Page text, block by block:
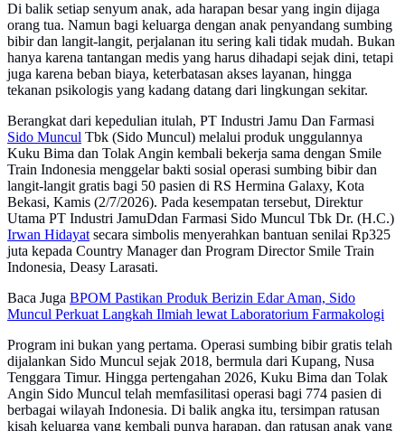
Di balik setiap senyum anak, ada harapan besar yang ingin dijaga
orang tua. Namun bagi keluarga dengan anak penyandang sumbing
bibir dan langit-langit, perjalanan itu sering kali tidak mudah. Bukan
hanya karena tantangan medis yang harus dihadapi sejak dini, tetapi
juga karena beban biaya, keterbatasan akses layanan, hingga
tekanan psikologis yang kadang datang dari lingkungan sekitar.
Berangkat dari kepedulian itulah, PT Industri Jamu Dan Farmasi
Sido Muncul Tbk (Sido Muncul) melalui produk unggulannya
Kuku Bima dan Tolak Angin kembali bekerja sama dengan Smile
Train Indonesia menggelar bakti sosial operasi sumbing bibir dan
langit-langit gratis bagi 50 pasien di RS Hermina Galaxy, Kota
Bekasi, Kamis (2/7/2026). Pada kesempatan tersebut, Direktur
Utama PT Industri JamuDdan Farmasi Sido Muncul Tbk Dr. (H.C.)
Irwan Hidayatsecara simbolis menyerahkan bantuan senilai Rp325
juta kepada Country Manager dan Program Director Smile Train
Indonesia, Deasy Larasati.
Baca Juga BPOM Pastikan Produk Berizin Edar Aman, Sido
Muncul Perkuat Langkah Ilmiah lewat Laboratorium Farmakologi
Program ini bukan yang pertama. Operasi sumbing bibir gratis telah
dijalankan Sido Muncul sejak 2018, bermula dari Kupang, Nusa
Tenggara Timur. Hingga pertengahan 2026, Kuku Bima dan Tolak
Angin Sido Muncul telah memfasilitasi operasi bagi 774 pasien di
berbagai wilayah Indonesia. Di balik angka itu, tersimpan ratusan
kisah keluarga yang kembali punya harapan, dan ratusan anak yang